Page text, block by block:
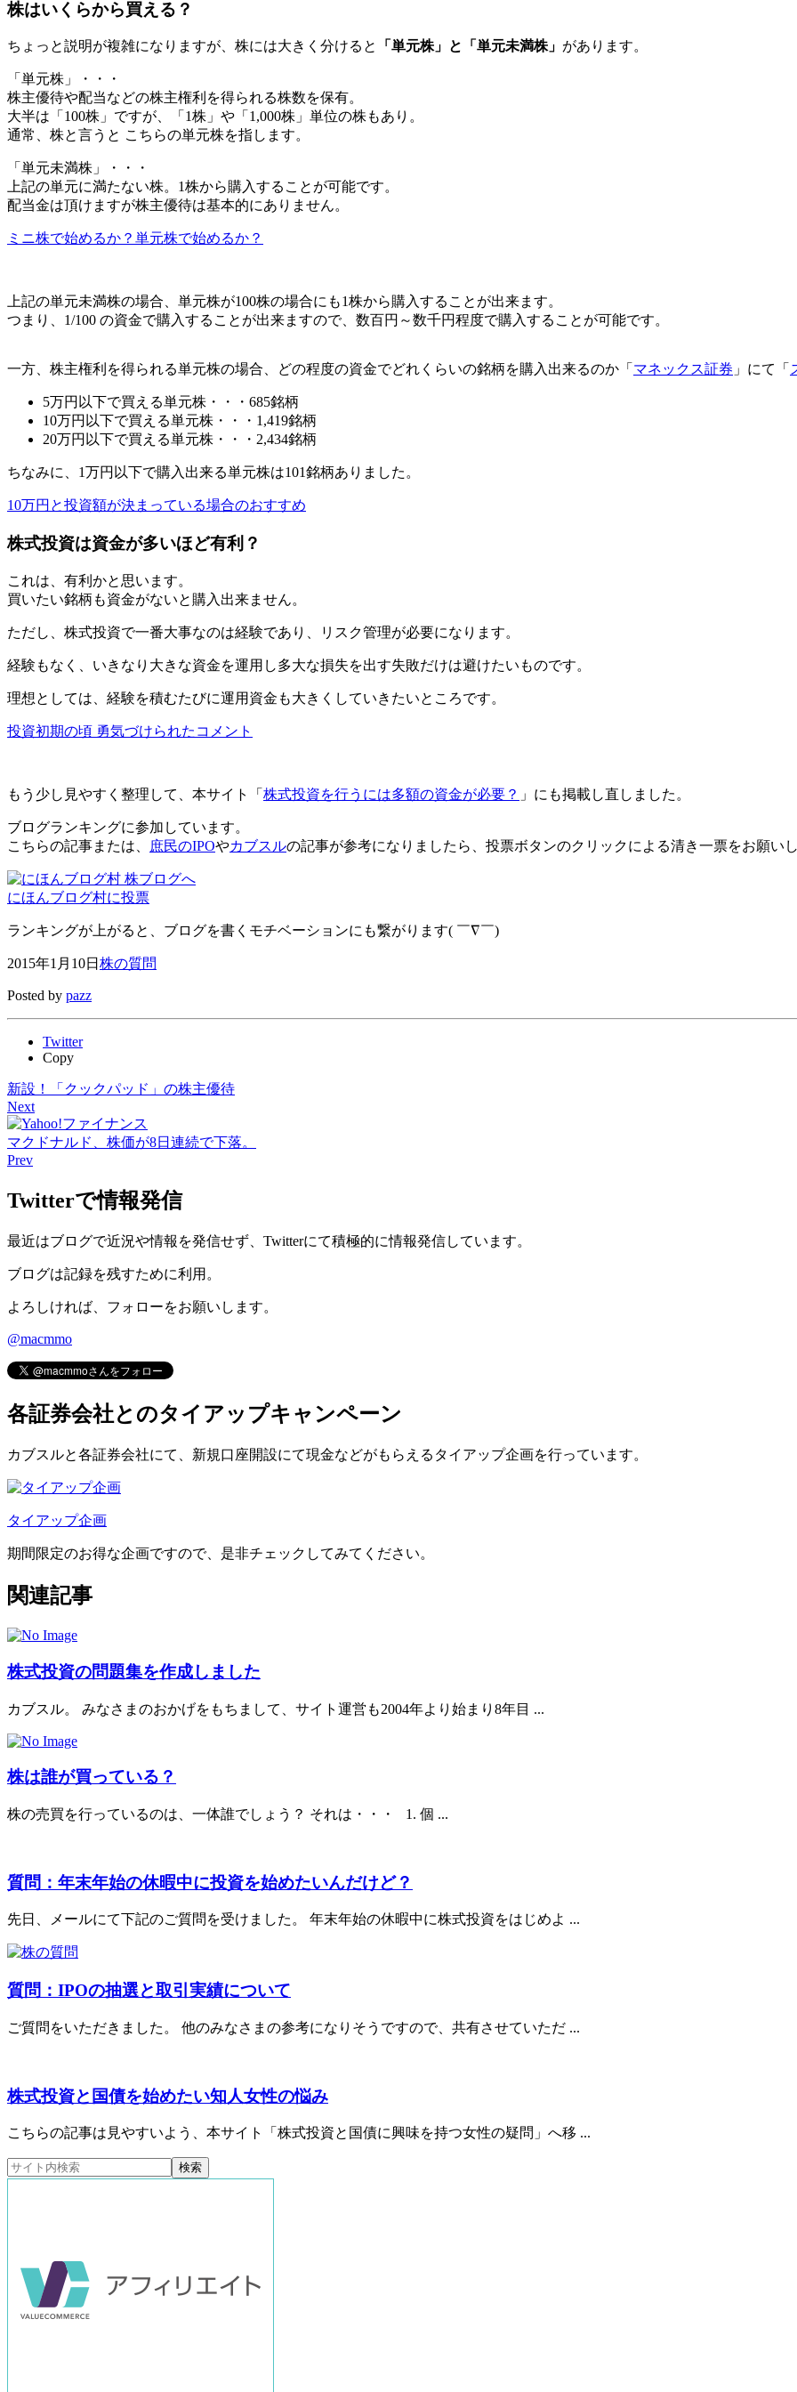
株はいくらから買える？
ちょっと説明が複雑になりますが、株には大きく分けると 「単元株」と「単元未満株」 があります。
「単元株」・・・
株主優待や配当などの株主権利を得られる株数を保有。
大半は「100株」ですが、「1株」や「1,000株」単位の株もあり。
通常、株と言うと こちらの単元株を指します。
「単元未満株」・・・
上記の単元に満たない株。1株から購入することが可能です。
配当金は頂けますが株主優待は基本的にありません。
ミニ株で始めるか？単元株で始めるか？
上記の単元未満株の場合、単元株が100株の場合にも1株から購入することが出来ます。
つまり、1/100 の資金で購入することが出来ますので、 数百円～数千円程度で購入することが可能です。
一方、株主権利を得られる単元株の場合、どの程度の資金でどれくらいの銘柄を購入出来るのか「 マネックス証券 」にて「
5万円以下で買える単元株・・・685銘柄
10万円以下で買える単元株・・・1,419銘柄
20万円以下で買える単元株・・・2,434銘柄
ちなみに、1万円以下で購入出来る単元株は101銘柄ありました。
10万円と投資額が決まっている場合のおすすめ
株式投資は資金が多いほど有利？
これは、有利かと思います。
買いたい銘柄も資金がないと購入出来ません。
ただし、 株式投資で一番大事なのは経験であり、リスク管理が必要になります。
経験もなく、いきなり大きな資金を運用し多大な損失を出す失敗だけは避けたい ものです。
理想としては、 経験を積むたびに運用資金も大きく していきたいところです。
投資初期の頃 勇気づけられたコメント
もう少し見やすく整理して、本サイト「 株式投資を行うには多額の資金が必要？ 」にも掲載し直しました。
ブログランキングに参加しています。
こちらの記事または、
庶民のIPOやカブスルの記事が参考になりましたら、投票ボタンのクリックによる清き一票をお願い
にほんブログ村に投票
ランキングが上がると、ブログを書くモチベーションにも繋がります( ￣∇￣)
2015年1月10日 株の質問
Posted by pazz
Twitter
Copy
新設！「クックパッド」の株主優待
Next
マクドナルド、株価が8日連続で下落。
Prev
Twitterで情報発信
最近はブログで近況や情報を発信せず、Twitterにて積極的に情報発信しています。
ブログは記録を残すために利用。
よろしければ、フォローをお願いします。
@macmmo
各証券会社とのタイアップキャンペーン
カブスルと各証券会社にて、 新規口座開設にて現金などがもらえるタイアップ企画を行っています。
タイアップ企画
期間限定のお得な企画ですので、是非チェックしてみてください。
関連記事
株式投資の問題集を作成しました
カブスル。 みなさまのおかげをもちまして、サイト運営も2004年より始まり8年目 ...
株は誰が買っている？
株の売買を行っているのは、一体誰でしょう？ それは・・・ 1. 個 ...
質問：年末年始の休暇中に投資を始めたいんだけど？
先日、メールにて下記のご質問を受けました。 年末年始の休暇中に株式投資をはじめよ ...
質問：IPOの抽選と取引実績について
ご質問をいただきました。 他のみなさまの参考になりそうですので、共有させていただ ...
株式投資と国債を始めたい知人女性の悩み
こちらの記事は見やすいよう、本サイト「株式投資と国債に興味を持つ女性の疑問」へ移 ...